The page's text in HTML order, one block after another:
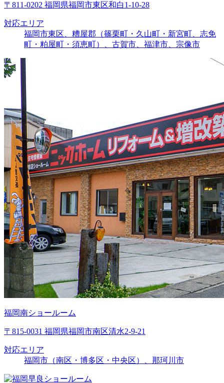
〒811-0202 福岡県福岡市東区和白1-10-28
対応エリア
福岡市東区、糟屋郡（篠栗町・久山町・新宮町、志免
町・粕屋町・須恵町）、古賀市、福津市、宗像市
福岡南ショールーム
〒815-0031 福岡県福岡市南区清水2-9-21
対応エリア
福岡市（南区・博多区・中央区）、那珂川市